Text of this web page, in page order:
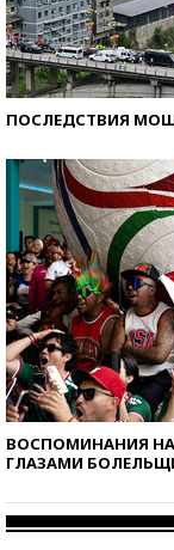
ПОСЛЕДСТВИЯ
ВОСПОМИНАНИЯ
ГЛАЗАМИ